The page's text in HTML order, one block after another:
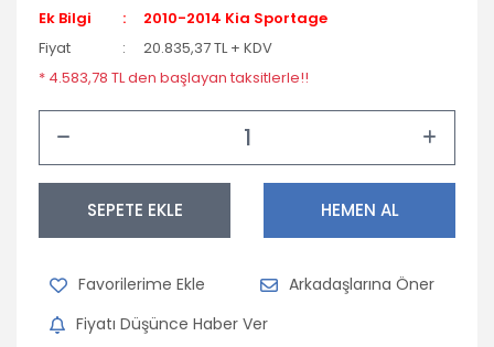
Ek Bilgi
2010-2014 Kia Sportage
Fiyat
20.835,37 TL + KDV
* 4.583,78 TL den başlayan taksitlerle!!
SEPETE EKLE HEMEN AL
Arkadaşlarına Öner
Fiyatı Düşünce Haber Ver